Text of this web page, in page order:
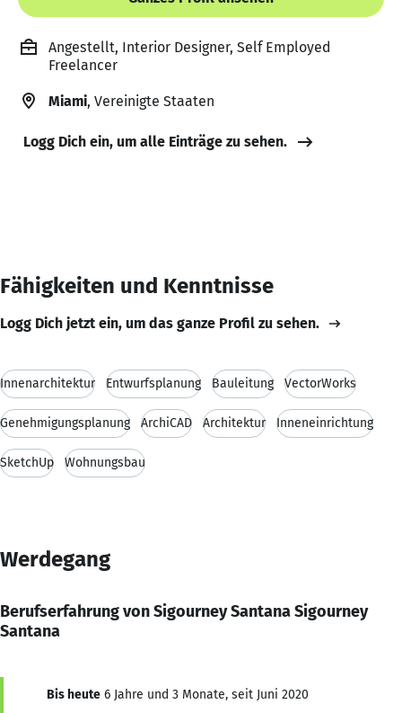
Angestellt, Interior Designer, Self Employed
Freelancer
Miami, Vereinigte Staaten
Logg Dich ein, um alle Einträge zu sehen.
Fähigkeiten und Kenntnisse
Logg Dich jetzt ein, um das ganze Profil zu sehen.
Innenarchitektur Entwurfsplanung Bauleitung VectorWorks
Genehmigungsplanung ArchiCAD Architektur Inneneinrichtung
SketchUp Wohnungsbau
Werdegang
Berufserfahrung von Sigourney Santana Sigourney
Santana
Bis heute 6 Jahre und 3 Monate, seit Juni 2020